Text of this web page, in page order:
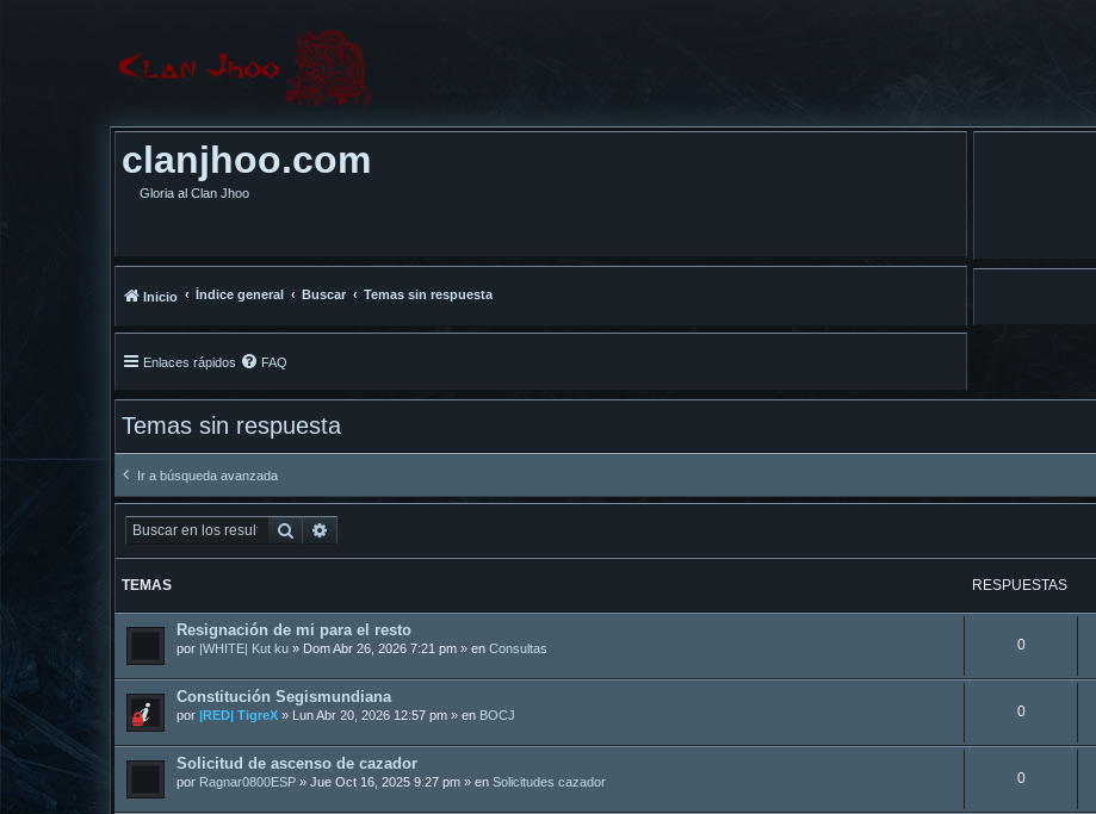
clanjhoo.com
Gloria al Clan Jhoo
Inicio Índice general Buscar Temas sin respuesta
Enlaces rápidos FAQ
Temas sin respuesta
Ir a búsqueda avanzada
Buscar
TEMAS RESPUESTAS
Resignación de mi para el resto
por |WHITE| Kut ku » Dom Abr 26, 2026 7:21 pm » en Consultas 0
Constitución Segismundiana
por |RED| TigreX » Lun Abr 20, 2026 12:57 pm » en BOCJ 0
Solicitud de ascenso de cazador
por Ragnar0800ESP » Jue Oct 16, 2025 9:27 pm » en Solicitudes cazador 0